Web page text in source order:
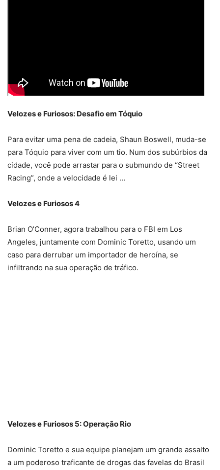
Velozes e Furiosos: Desafio em Tóquio
Para evitar uma pena de cadeia, Shaun Boswell, muda-se
para Tóquio para viver com um tio. Num dos subúrbios da
cidade, você pode arrastar para o submundo de “Street
Racing”, onde a velocidade é lei …
Velozes e Furiosos 4
Brian O’Conner, agora trabalhou para o FBI em Los
Angeles, juntamente com Dominic Toretto, usando um
caso para derrubar um importador de heroína, se
infiltrando na sua operação de tráfico.
Velozes e Furiosos 5: Operação Rio
Dominic Toretto e sua equipe planejam um grande assalto
a um poderoso traficante de drogas das favelas do Brasil